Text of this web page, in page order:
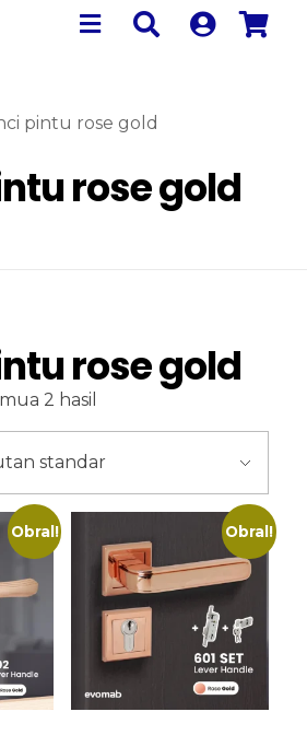
pintu rose gold
rose gold
rose gold
2 hasil
Obral! Obral!